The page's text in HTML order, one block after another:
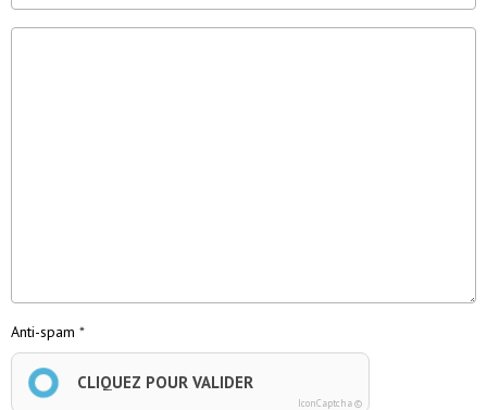
Anti-spam
CLIQUEZ POUR VALIDER
IconCaptcha ©